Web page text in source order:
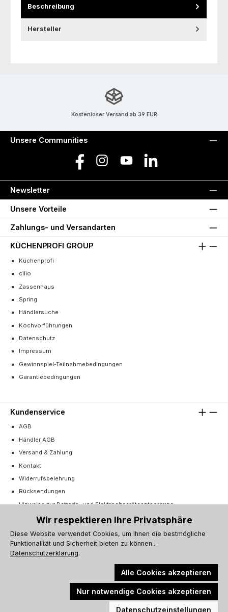
Beschreibung
Hersteller
Kostenloser Versand ab 39 EUR
Unsere Communities
Facebook Instagram YouTube LinkedIn
Newsletter
Unsere Vorteile
Zahlungs- und Versandarten
KÜCHENPROFI GROUP
Küchenprofi
cilio
Zassenhaus
Spring
Händlersuche
Kochvorführungen
Datenschutz
Impressum
Gewinnspiel-Teilnahmebedingungen
Garantiebedingungen
Kundenservice
AGB
Händler AGB
Versand & Zahlung
Kontakt
Widerrufsbelehrung
Rücksendungen
Hinweise zur Batterie- und Elektroaltgeräteentsorgung
Cookie-Einstellungen
Vertrag widerrufen
Alle Preise inkl. gesetzl. Mehrwertsteuer zzgl.Versandkostenund ggf.
Nachnahmegebühren, wenn nicht anders angegeben.
Wir respektieren Ihre Privatsphäre
Diese Website verwendet Cookies, um Ihnen die bestmögliche
Funktionalität und Sicherheit bieten zu können...
Datenschutzerklärung.
Alle Cookies akzeptieren
Nur notwendige Cookies akzeptieren
Datenschutzeinstellungen